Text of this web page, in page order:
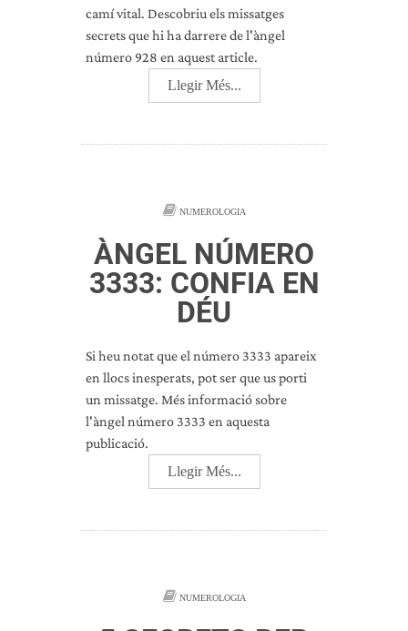
camí vital. Descobriu els missatges
secrets que hi ha darrere de l'àngel
número 928 en aquest article.
Llegir Més...
NUMEROLOGIA
ÀNGEL NÚMERO
3333: CONFIA EN
DÉU
Si heu notat que el número 3333 apareix
en llocs inesperats, pot ser que us porti
un missatge. Més informació sobre
l'àngel número 3333 en aquesta
publicació.
Llegir Més...
NUMEROLOGIA